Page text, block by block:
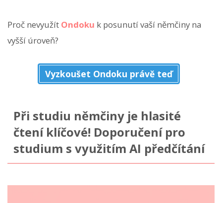
Proč nevyužít Ondoku k posunutí vaší němčiny na
vyšší úroveň?
Vyzkoušet Ondoku právě teď
Při studiu němčiny je hlasité
čtení klíčové! Doporučení pro
studium s využitím AI předčítání